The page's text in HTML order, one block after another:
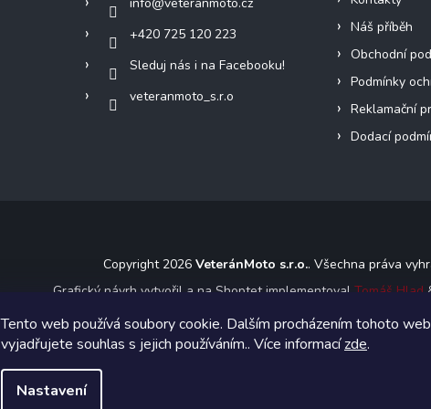
Tento web používá soubory cookie. Dalším procházením tohoto
vyjadřujete souhlas s jejich používáním.. Více informacízde.
Nastavení
+420 725 120 223
Sleduj nás i na Facebooku!
veteranmoto_s.r.o
Náš příběh
Obchodní
Podmínky
Reklamační
Dodací
Copyright 2026 VeteránMoto s.r.o.. Všechna práva
Grafický návrh vytvořil a na Shoptet implementoval Tomáš Hlad
Vytvořil Shoptet